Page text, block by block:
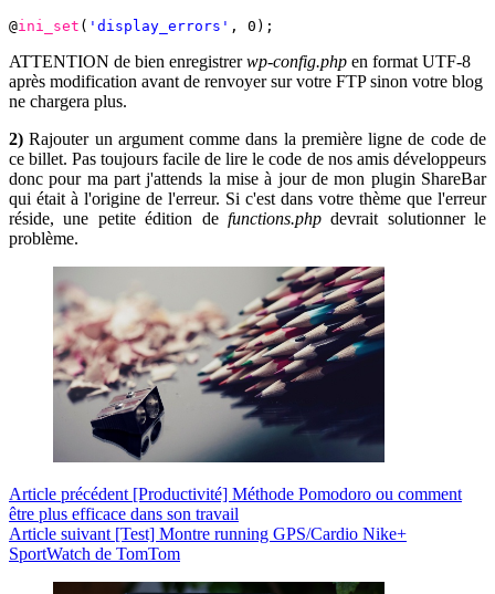
@ini_set ( 'display_errors' , 0);
ATTENTION de bien enregistrerwp-config.php en format UTF-8
après modification avant de renvoyer sur votre FTP sinon votre blog
ne chargera plus.
2) Rajouter un argument comme dans la première ligne de code de
ce billet. Pas toujours facile de lire le code de nos amis développeurs
donc pour ma part j'attends la mise à jour de mon plugin ShareBar
qui était à l'origine de l'erreur. Si c'est dans votre thème que l'erreur
réside, une petite édition de functions.phpdevrait solutionner le
problème.
Article précédent [Productivité] Méthode Pomodoro ou comment
être plus efficace dans son travail
Article suivant [Test] Montre running GPS/Cardio Nike+
SportWatch de TomTom